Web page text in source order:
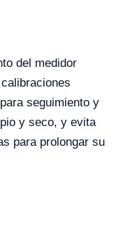
del medidor
seguimiento y
y seco, y evita
para prolongar su